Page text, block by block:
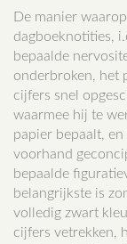
De manier
dagboeknotities,
bepaalde
onderbroken, het
cijfers snel
waarmee hij te
papier bepaalt,
voorhand
bepaalde
belangrijkste is
volledig zwart
cijfers vetrekken,